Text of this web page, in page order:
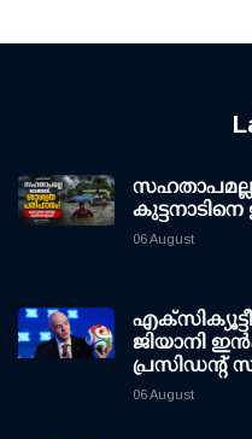
സഹതാപമല്ല
06 August
ജിയാനി
പ്രസിഡന്റ്
06 August